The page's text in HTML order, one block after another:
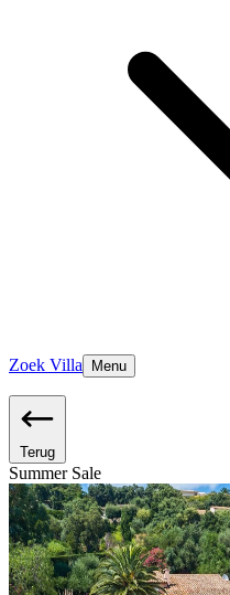
Zoek Villa Menu
Terug
Summer Sale